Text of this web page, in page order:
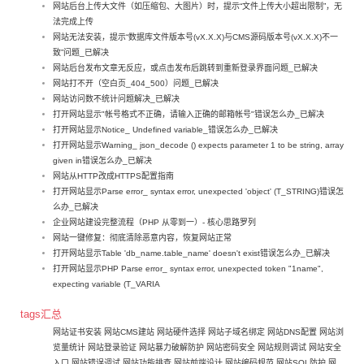
网站后台上传大文件（如压缩包、大图片）时，提示“文件上传大小超出限制”，无
法完成上传
网站无法安装，提示“数据库文件版本号(vX.X.X)与CMS源码版本号(vX.X.X)不一
致”问题_已解决
网站后台发布文章无反应，或点击发布后跳转到重新登录界面问题_已解决
网站打不开（空白页_404_500）问题_已解决
网站访问数不统计问题解决_已解决
打开网站显示"帐号格式不正确，请输入正确的邮箱帐号"错误怎么办_已解决
打开网站显示Notice_ Undefined variable_错误怎么办_已解决
打开网站显示Warning_ json_decode () expects parameter 1 to be string, array
given in错误怎么办_已解决
网站从HTTP改成HTTPS配置指南
打开网站显示Parse error_ syntax error, unexpected 'object' (T_STRING)错误怎
么办_已解决
企业网站建设完整流程（PHP 从零到一）- 核心思路罗列
网站一键修复：彻底清除恶意内容，恢复网站正常
打开网站显示Table 'db_name.table_name' doesn't exist错误怎么办_已解决
打开网站显示PHP Parse error_ syntax error, unexpected token "1name",
expecting variable (T_VARIA
tags汇总
网站证书安装 网站CMS建站 网站硬件选择 网站子域名绑定 网站DNS配置 网站浏
览量统计 网站登录验证 网站暴力破解防护 网站密码安全 网站规则调试 网站安全